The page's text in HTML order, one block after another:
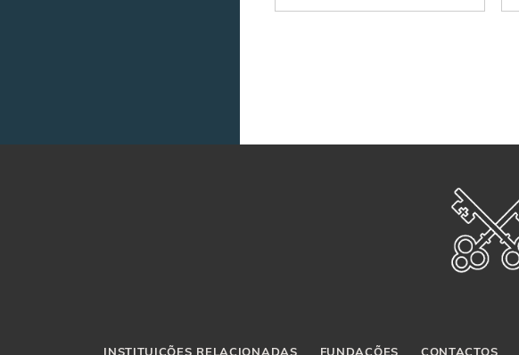
INSTITUIÇÕES RELACIONADAS FUNDAÇÕES CONTACTOS